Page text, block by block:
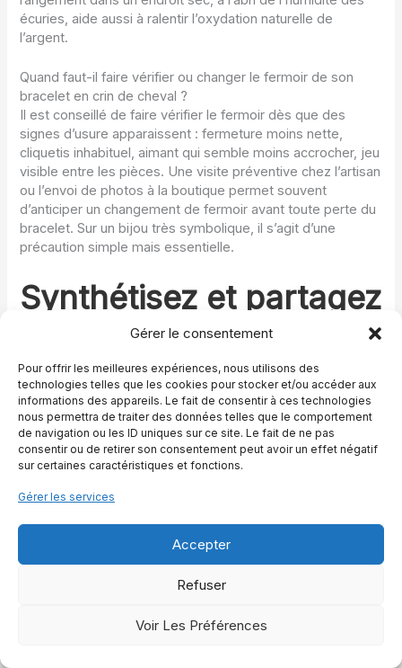
Gérer le consentement
Pour offrir les meilleures expériences, nous utilisons des
technologies telles que les cookies pour stocker et/ou accéder aux
informations des appareils. Le fait de consentir à ces technologies
nous permettra de traiter des données telles que le comportement
de navigation ou les ID uniques sur ce site. Le fait de ne pas
consentir ou de retirer son consentement peut avoir un effet négatif
sur certaines caractéristiques et fonctions.
Gérer les services
Accepter
Refuser
Voir Les Préférences
écuries, aide aussi à ralentir l’oxydation naturelle de
l’argent.
Quand faut-il faire vérifier ou changer le fermoir de son
bracelet en crin de cheval ?
Il est conseillé de faire vérifier le fermoir dès que des
signes d’usure apparaissent : fermeture moins nette,
cliquetis inhabituel, aimant qui semble moins accrocher, jeu
visible entre les pièces. Une visite préventive chez l’artisan
ou l’envoi de photos à la boutique permet souvent
d’anticiper un changement de fermoir avant toute perte du
bracelet. Sur un bijou très symbolique, il s’agit d’une
précaution simple mais essentielle.
Synthétisez et partagez
cet article :
ChatGPT Perplexity Grok Claude
Julien
vocation. Que ce soit à travers leur élégance, leur force
une histoire qui mérite d’être partagée. Mon parcours
tradition, savoir-faire ancestral et innovations modernes.